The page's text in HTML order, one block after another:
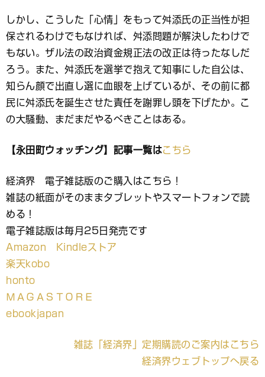
しかし、こうした「心情」をもって舛添氏の正当性が担
保されるわけでもなければ、舛添問題が解決したわけで
もない。ザル法の政治資金規正法の改正は待ったなしだ
ろう。また、舛添氏を選挙で抱えて知事にした自公は、
知らん顔で出直し選に血眼を上げているが、その前に都
民に舛添氏を誕生させた責任を謝罪し頭を下げたか。こ
の大騒動、まだまだやるべきことはある。
【永田町ウォッチング】記事一覧はこちら
経済界 電子雑誌版のご購入はこちら！
雑誌の紙面がそのままタブレットやスマートフォンで読
める！
電子雑誌版は毎月25日発売です
Amazon Kindleストア
楽天kobo
honto
ＭＡＧＡＳＴＯＲＥ
ebookjapan
雑誌「経済界」定期購読のご案内はこちら
経済界ウェブトップへ戻る